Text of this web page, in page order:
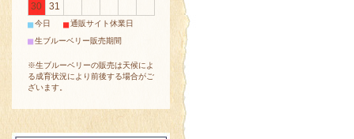
30
31
■今日 ■通販サイト休業日
■生ブルーベリー販売期間
※生ブルーベリーの販売は天候によ
る成育状況により前後する場合がご
ざいます。